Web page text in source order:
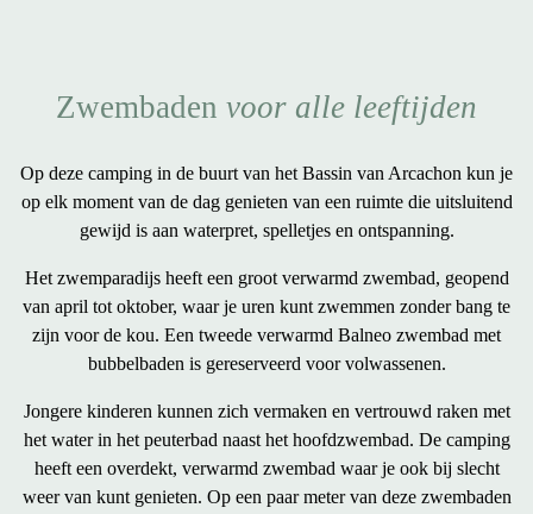
Zwembaden voor alle leeftijden
Op deze camping in de buurt van het Bassin van Arcachon kun je
op elk moment van de dag genieten van een ruimte die uitsluitend
gewijd is aan waterpret, spelletjes en ontspanning.
Het zwemparadijs heeft een groot verwarmd zwembad, geopend
van april tot oktober, waar je uren kunt zwemmen zonder bang te
zijn voor de kou. Een tweede verwarmd Balneo zwembad met
bubbelbaden is gereserveerd voor volwassenen.
Jongere kinderen kunnen zich vermaken en vertrouwd raken met
het water in het peuterbad naast het hoofdzwembad. De camping
heeft een overdekt, verwarmd zwembad waar je ook bij slecht
weer van kunt genieten. Op een paar meter van deze zwembaden